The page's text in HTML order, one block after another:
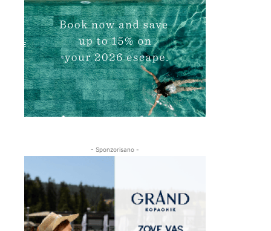
- Sponzorisano -